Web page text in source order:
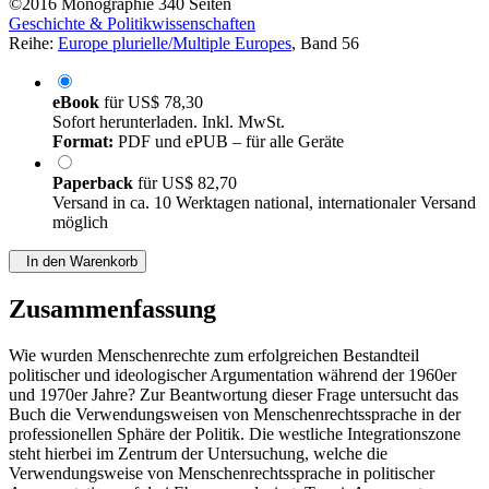
©2016 Monographie 340 Seiten
Geschichte & Politikwissenschaften
Reihe: Europe plurielle/Multiple Europes, Band 56
eBook fürUS$ 78,30
Sofort herunterladen. Inkl. MwSt.
Format: PDF und ePUB – für alle Geräte
Paperback fürUS$ 82,70
Versand in ca. 10 Werktagen national, internationaler Versand
möglich
In den Warenkorb
Zusammenfassung
Wie wurden Menschenrechte zum erfolgreichen Bestandteil
politischer und ideologischer Argumentation während der 1960er
und 1970er Jahre? Zur Beantwortung dieser Frage untersucht das
Buch die Verwendungsweisen von Menschenrechtssprache in der
professionellen Sphäre der Politik. Die westliche Integrationszone
steht hierbei im Zentrum der Untersuchung, welche die
Verwendungsweise von Menschenrechtssprache in politischer